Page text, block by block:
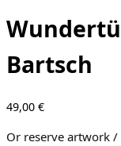
Bartsch
49,00 €
Or reserve artwork